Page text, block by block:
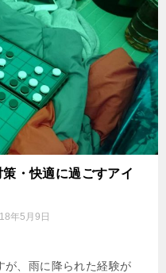
・快適に過ごすアイ
年5月9日
が、雨に降られた経験が